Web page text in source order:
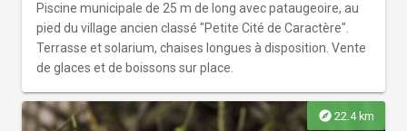
Piscine municipale de 25 m de long avec pataugeoire, au
pied du village ancien classé "Petite Cité de Caractère".
Terrasse et solarium, chaises longues à disposition. Vente
de glaces et de boissons sur place.
explore 22.4 km